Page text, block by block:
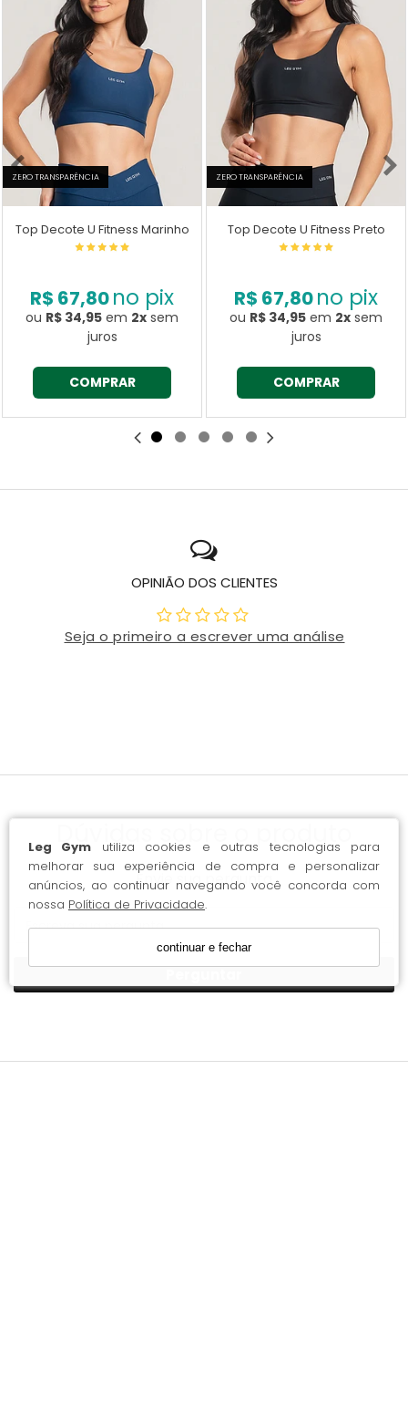
Leg Gym utiliza cookies e outras tecnologias para
melhorar sua experiência de compra e personalizar
anúncios, ao continuar navegando você concorda com
nossa Política de Privacidade.
continuar e fechar
ZERO TRANSPARÊNCIA
Top Decote U Fitness Marinho
R$ 67,80no pix
ou R$ 34,95 em 2x sem
juros
COMPRAR
ZERO TRANSPARÊNCIA
Top Decote U Fitness Preto
R$ 67,80no pix
ou R$ 34,95 em 2x sem
juros
COMPRAR
OPINIÃO DOS CLIENTES
Seja o primeiro a escrever uma análise
Envie sua pergunta